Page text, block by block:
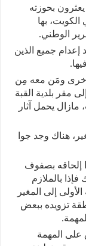
بحوزته
بها
الوطني.
إعدام جميع الذين
أخرى ومَن معه مِن
مقر بلدية القبة
مازال يحمل آثار
هناك وجد جوا
إلحاقه بصفوف
بالملازم
إلى المغير
تزويده ببعض
على المهمة